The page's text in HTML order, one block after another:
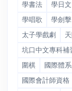
學書法
學日文
學唱歌
學劍擊
太子學戲劇
坑口中文專科補
圍棋
國際體
國際會計師資格